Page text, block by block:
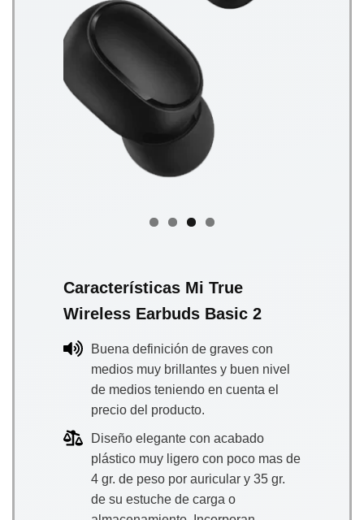
Características Mi True
Wireless Earbuds Basic 2
Buena definición de graves con
medios muy brillantes y buen nivel
de medios teniendo en cuenta el
precio del producto.
Diseño elegante con acabado
plástico muy ligero con poco mas de
4 gr. de peso por auricular y 35 gr.
de su estuche de carga o